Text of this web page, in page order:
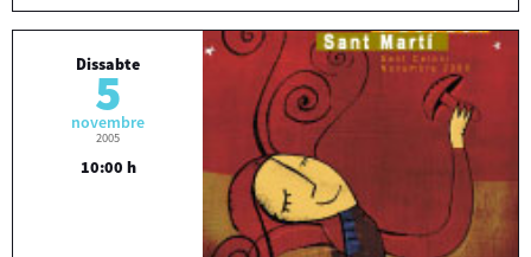
Dissabte
5
novembre
2005
10:00 h